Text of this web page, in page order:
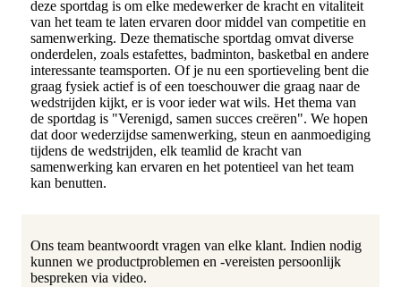
deze sportdag is om elke medewerker de kracht en vitaliteit
van het team te laten ervaren door middel van competitie en
samenwerking. Deze thematische sportdag omvat diverse
onderdelen, zoals estafettes, badminton, basketbal en andere
interessante teamsporten. Of je nu een sportieveling bent die
graag fysiek actief is of een toeschouwer die graag naar de
wedstrijden kijkt, er is voor ieder wat wils. Het thema van
de sportdag is "Verenigd, samen succes creëren". We hopen
dat door wederzijdse samenwerking, steun en aanmoediging
tijdens de wedstrijden, elk teamlid de kracht van
samenwerking kan ervaren en het potentieel van het team
kan benutten.
Ons team beantwoordt vragen van elke klant. Indien nodig
kunnen we productproblemen en -vereisten persoonlijk
bespreken via video.